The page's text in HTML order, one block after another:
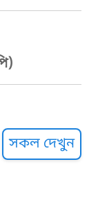
সকল দেখুন